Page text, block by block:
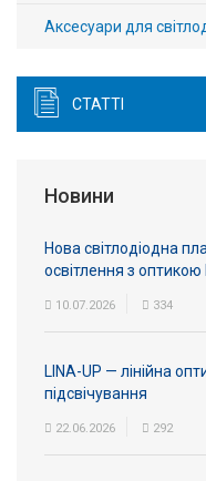
Аксесуари для
СТАТТІ
Новини
Нова світлодіодна
освітлення з оптикою
10.07.2026 334
LINA-UP — лінійна
підсвічування
22.06.2026 292